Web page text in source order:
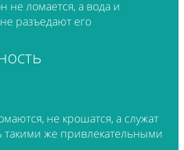
не ломается, а вода и
разъедают его
не крошатся, а служат
такими же привлекательными